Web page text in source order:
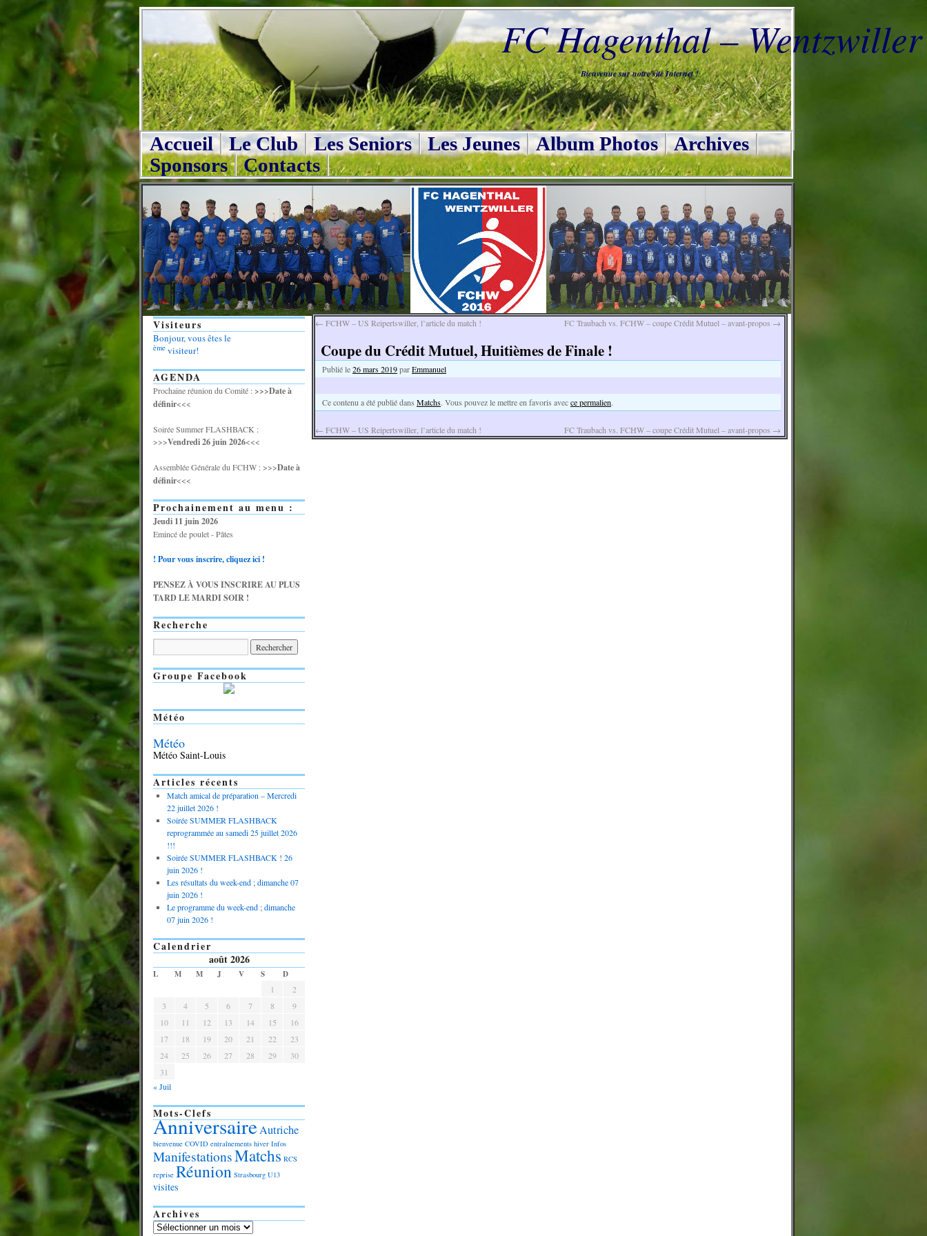
FC Hagenthal – Wentzwiller
Bienvenue sur notre site Internet !
Accueil Le Club Les Seniors Les Jeunes Album Photos
Archives
Sponsors
Contacts
← FCHW – US Reipertswiller, l’article du match ! FC Traubach vs. FCHW – coupe Crédit Mutuel – avant-propos →
Coupe du Crédit Mutuel, Huitièmes de Finale !
Publié le26 mars 2019parEmmanuel
Ce contenu a été publié dans Matchs. Vous pouvez le mettre en favoris avecce permalien.
← FCHW – US Reipertswiller, l’article du match ! FC Traubach vs. FCHW – coupe Crédit Mutuel – avant-propos →
Visiteurs
Bonjour, vous êtes le
ème visiteur!
AGENDA
Prochaine réunion du Comité :>>>Date à
définir<<<
Soirée Summer FLASHBACK :
>>>Vendredi 26 juin 2026<<<
Assemblée Générale du FCHW : >>>Date à
définir<<<
Prochainement au menu :
Jeudi 11 juin 2026
Emincé de poulet - Pâtes
! Pour vous inscrire, cliquez ici !
PENSEZ À VOUS INSCRIRE AU PLUS
TARD LE MARDI SOIR !
Recherche
Groupe Facebook
Météo
Météo
Météo Saint-Louis
Articles récents
Match amical de préparation – Mercredi
22 juillet 2026 !
Soirée SUMMER FLASHBACK
reprogrammée au samedi 25 juillet 2026
!!!
Soirée SUMMER FLASHBACK ! 26
juin 2026 !
Les résultats du week-end ; dimanche 07
juin 2026 !
Le programme du week-end ; dimanche
07 juin 2026 !
Calendrier
août 2026
L M M J V S
D
1
2
3
4 5 6 7 8
9
10
11 12 13 14 15
16
17
18 19 20 21 22
23
24
25 26 27 28 29
30
31
« Juil
Mots-Clefs
AnniversaireAutriche
bienvenue COVID entraînements hiver Infos
ManifestationsMatchs RCS
reprise Réunion Strasbourg U13
visites
Archives